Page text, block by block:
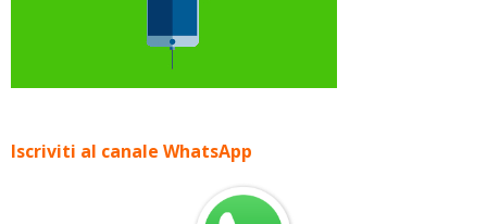
Iscriviti al canale WhatsApp